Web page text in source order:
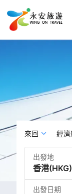
來回 經濟
出發地
出發日期